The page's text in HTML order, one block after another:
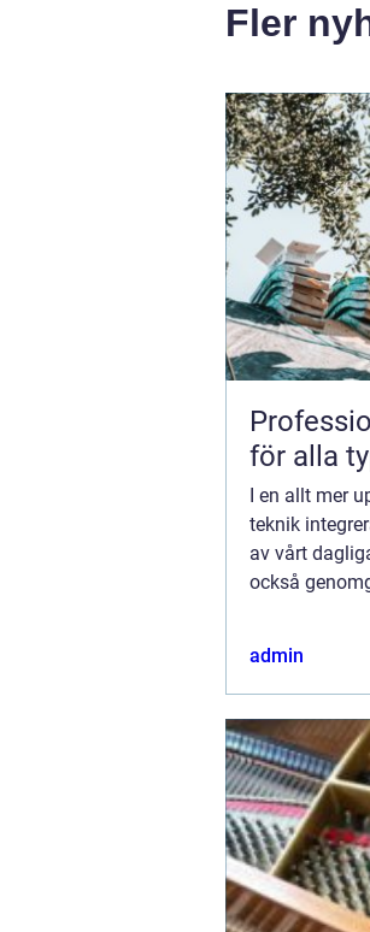
Fler
för alla
I en allt mer
teknik
av vårt
också
admin